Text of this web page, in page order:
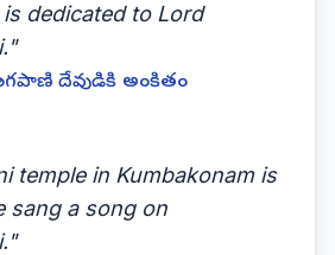
dedicated to Lord
దేవుడికి అంకితం
temple in Kumbakonam is
sang a song on